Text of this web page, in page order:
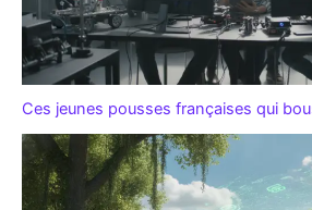
Ces jeunes pousses françaises qui